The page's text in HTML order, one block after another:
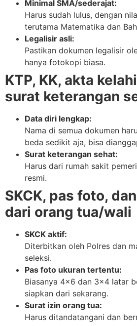
Minimal SMA/sederajat:
Harus sudah lulus, dengan
terutama Matematika dan
Legalisir asli:
Pastikan dokumen legalisir
hanya fotokopi biasa.
KTP, KK, akta
surat keterangan
Data diri lengkap:
Nama di semua dokumen
beda sedikit aja, bisa
Surat keterangan sehat:
Harus dari rumah sakit
resmi.
SKCK, pas foto,
dari orang tua/wali
SKCK aktif:
Diterbitkan oleh Polres dan
seleksi.
Pas foto ukuran tertentu:
Biasanya 4×6 dan 3×4 latar
siapkan dari sekarang.
Surat izin orang tua:
Harus ditandatangani dan